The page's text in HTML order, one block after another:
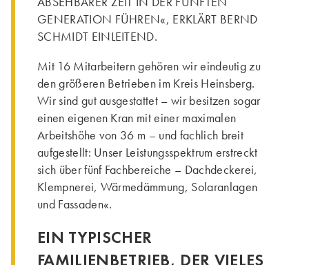
GENERATION FÜHREN«, ERKLÄRT BERND
SCHMIDT EINLEITEND.
Mit 16 Mitarbeitern gehören wir eindeutig zu
den größeren Betrieben im Kreis Heinsberg.
Wir sind gut ausgestattet – wir besitzen sogar
einen eigenen Kran mit einer maximalen
Arbeitshöhe von 36 m – und fachlich breit
aufgestellt: Unser Leistungsspektrum erstreckt
sich über fünf Fachbereiche – Dachdeckerei,
Klempnerei, Wärmedämmung, Solaranlagen
und Fassaden«.
EIN TYPISCHER
FAMILIENBETRIEB, DER VIELES